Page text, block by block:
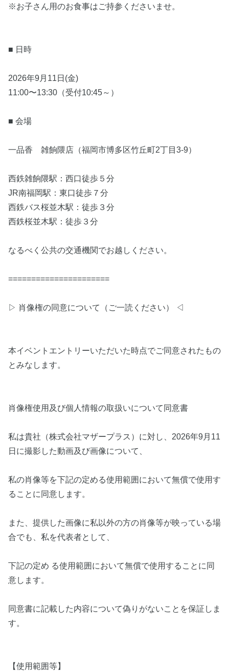
※お子さん用のお食事はご持参くださいませ。
■ 日時
2026年9月11日(金)
11:00〜13:30（受付10:45～）
■ 会場
一品香 雑餉隈店（福岡市博多区竹丘町2丁目3-9）
西鉄雑餉隈駅：西口徒歩５分
JR南福岡駅：東口徒歩７分
西鉄バス桜並木駅：徒歩３分
西鉄桜並木駅：徒歩３分
なるべく公共の交通機関でお越しください。
======================
▷ 肖像権の同意について（ご一読ください） ◁
本イベントエントリーいただいた時点でご同意されたもの
とみなします。
肖像権使用及び個人情報の取扱いについて同意書
私は貴社（株式会社マザープラス）に対し、2026年9月11
日に撮影した動画及び画像について、
私の肖像等を下記の定める使用範囲において無償で使用す
ることに同意します。
また、提供した画像に私以外の方の肖像等が映っている場
合でも、私を代表者として、
下記の定め る使用範囲において無償で使用することに同
意します。
同意書に記載した内容について偽りがないことを保証しま
す。
【使用範囲等】